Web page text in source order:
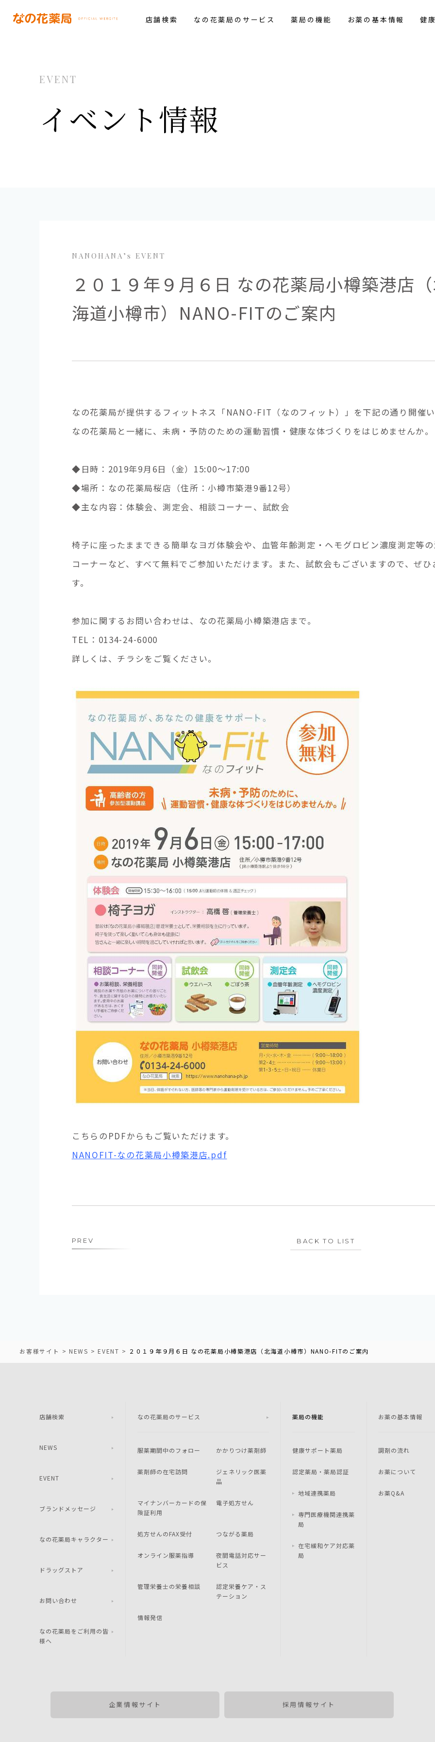
店舗検索 なの花薬局のサービス 薬局の機能 お薬の基本情報 健
EVENT
イベント情報
NANOHANA’s EVENT
２０１９年９月６日 なの花薬局小樽築港店
海道小樽市）NANO-FITのご案内
なの花薬局が提供するフィットネス「NANO-FIT（なのフィット）」を下記の通り開催
なの花薬局と一緒に、未病・予防のための運動習慣・健康な体づくりをはじめませんか。
◆日時：2019年9月6日（金）15:00～17:00
◆場所：なの花薬局桜店（住所：小樽市築港9番12号）
◆主な内容：体験会、測定会、相談コーナー、試飲会
椅子に座ったままできる簡単なヨガ体験会や、血管年齢測定・ヘモグロビン濃度測定等
コーナーなど、すべて無料でご参加いただけます。また、試飲会もございますので、ぜ
す。
参加に関するお問い合わせは、なの花薬局小樽築港店まで。
TEL：0134-24-6000
詳しくは、チラシをご覧ください。
こちらのPDFからもご覧いただけます。
NANOFIT-なの花薬局小樽築港店.pdf
PREV BACK TO LIST
お客様サイト NEWS EVENT ２０１９年９月６日 なの花薬局小樽築港店（北海道小樽市）NANO-FITのご案内
店舗検索
NEWS
EVENT
ブランドメッセージ
なの花薬局キャラクター
ドラッグストア
お問い合わせ
なの花薬局をご利用の皆
様へ
なの花薬局のサービス
服薬期間中のフォロー かかりつけ薬剤師
薬剤師の在宅訪問
ジェネリック医薬
品
マイナンバーカードの保
険証利用
電子処方せん
処方せんのFAX受付 つながる薬局
オンライン服薬指導
夜間電話対応サー
ビス
管理栄養士の栄養相談
認定栄養ケア・ス
テーション
情報発信
薬局の機能
健康サポート薬局
認定薬局・薬局認証
地域連携薬局
専門医療機関連携薬
局
在宅緩和ケア対応薬
局
お薬の基本情報
調剤の流れ
お薬について
お薬Q&A
企業情報サイト 採用情報サイト